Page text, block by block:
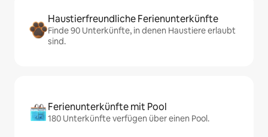
Haustierfreundliche Ferienunterkünfte
Finde 90 Unterkünfte, in denen Haustiere erlaubt
sind.
Ferienunterkünfte mit Pool
180 Unterkünfte verfügen über einen Pool.